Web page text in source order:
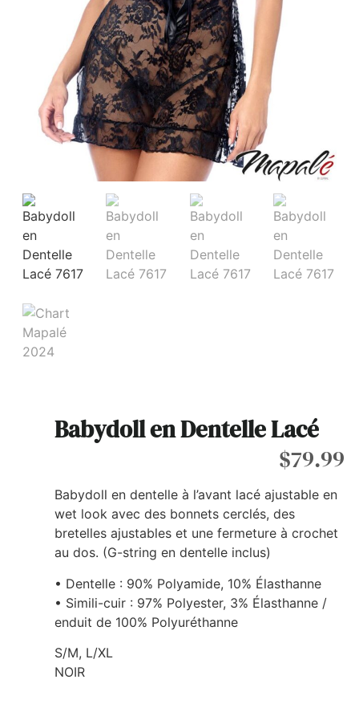
Babydoll en Dentelle Lacé
$79.99
Babydoll en dentelle à l’avant lacé ajustable en
wet look avec des bonnets cerclés, des
bretelles ajustables et une fermeture à crochet
au dos. (G-string en dentelle inclus)
• Dentelle : 90% Polyamide, 10% Élasthanne
• Simili-cuir : 97% Polyester, 3% Élasthanne /
enduit de 100% Polyuréthanne
S/M, L/XL
NOIR